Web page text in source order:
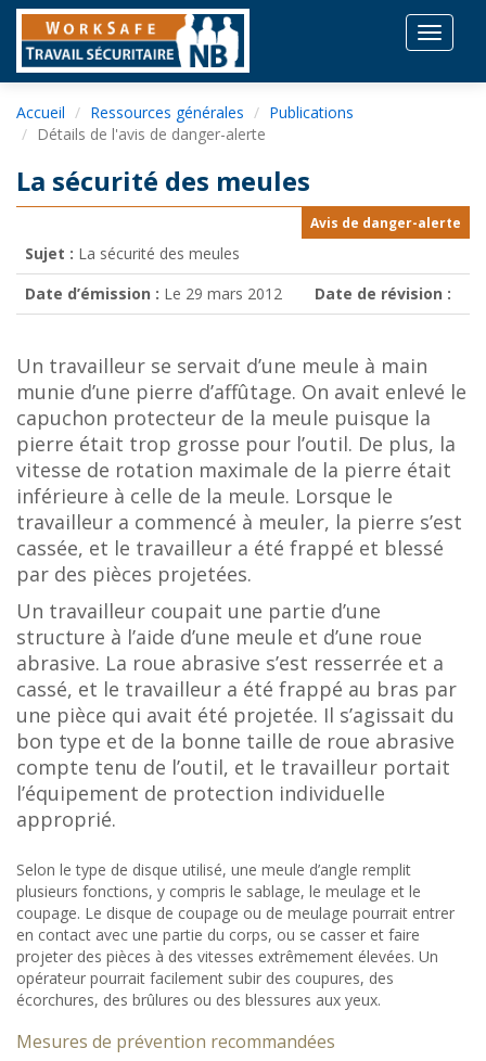
Toggle
Accueil Ressources générales
Publications
Détails de l'avis de danger-alerte
La sécurité des meules
Avis de danger-alerte
Sujet : La sécurité des meules
Date d’émission : Le 29 mars 2012 Date de révision :
Un travailleur se servait d’une meule à main
munie d’une pierre d’affûtage. On avait enlevé le
capuchon protecteur de la meule puisque la
pierre était trop grosse pour l’outil. De plus, la
vitesse de rotation maximale de la pierre était
inférieure à celle de la meule. Lorsque le
travailleur a commencé à meuler, la pierre s’est
cassée, et le travailleur a été frappé et blessé
par des pièces projetées.
Un travailleur coupait une partie d’une
structure à l’aide d’une meule et d’une roue
abrasive. La roue abrasive s’est resserrée et a
cassé, et le travailleur a été frappé au bras par
une pièce qui avait été projetée. Il s’agissait du
bon type et de la bonne taille de roue abrasive
compte tenu de l’outil, et le travailleur portait
l’équipement de protection individuelle
approprié.
Selon le type de disque utilisé, une meule d’angle remplit
plusieurs fonctions, y compris le sablage, le meulage et le
coupage. Le disque de coupage ou de meulage pourrait entrer
en contact avec une partie du corps, ou se casser et faire
projeter des pièces à des vitesses extrêmement élevées. Un
opérateur pourrait facilement subir des coupures, des
écorchures, des brûlures ou des blessures aux yeux.
Mesures de prévention recommandées